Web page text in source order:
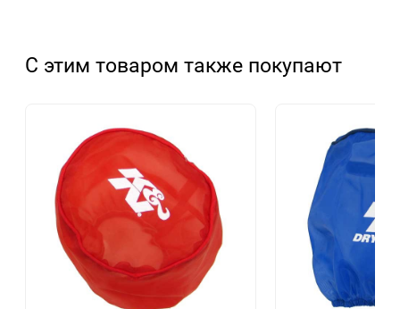
С этим товаром также покупают